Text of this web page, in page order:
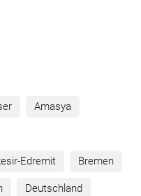
Amasya
Edremit Bremen
Deutschland